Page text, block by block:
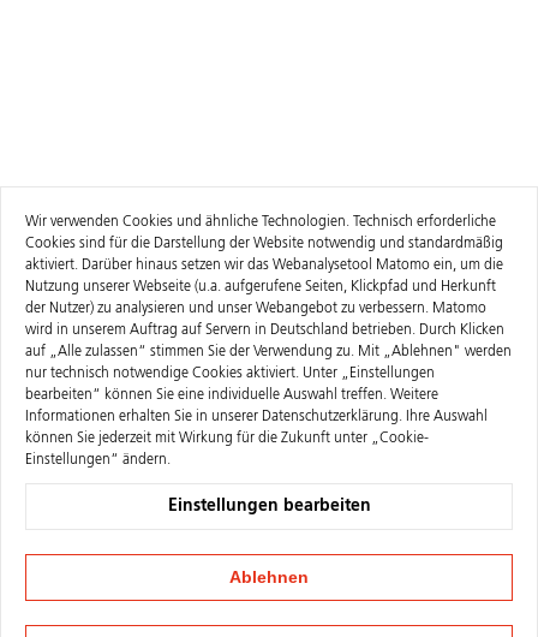
Wir verwenden Cookies und ähnliche Technologien. Technisch erforderliche
Cookies sind für die Darstellung der Website notwendig und standardmäßig
aktiviert. Darüber hinaus setzen wir das Webanalysetool Matomo ein, um die
Nutzung unserer Webseite (u.a. aufgerufene Seiten, Klickpfad und Herkunft
der Nutzer) zu analysieren und unser Webangebot zu verbessern. Matomo
wird in unserem Auftrag auf Servern in Deutschland betrieben. Durch Klicken
auf „Alle zulassen“ stimmen Sie der Verwendung zu. Mit „Ablehnen" werden
nur technisch notwendige Cookies aktiviert. Unter „Einstellungen
bearbeiten“ können Sie eine individuelle Auswahl treffen. Weitere
Informationen erhalten Sie in unserer Datenschutzerklärung. Ihre Auswahl
können Sie jederzeit mit Wirkung für die Zukunft unter „Cookie-
Einstellungen“ ändern.
Einstellungen bearbeiten
Ablehnen